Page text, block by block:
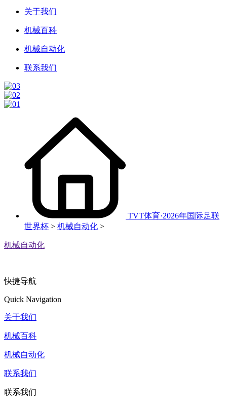
关于我们
机械百科
机械自动化
联系我们
TVT体育·2026年国际足联
世界杯 > 机械自动化 >
机械自动化
快捷导航
Quick Navigation
关于我们
机械百科
机械自动化
联系我们
联系我们